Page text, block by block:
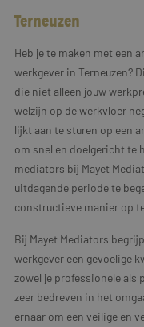
Terneuzen
Heb je te maken met een
werkgever in Terneuzen?
die niet alleen jouw
welzijn op de werkvloer
lijkt aan te sturen op een
om snel en doelgericht te
mediators bij Mayet
uitdagende periode te
constructieve manier op
Bij Mayet Mediators
werkgever een gevoelige
zowel je professionele als
zeer bedreven in het
ernaar om een veilige en